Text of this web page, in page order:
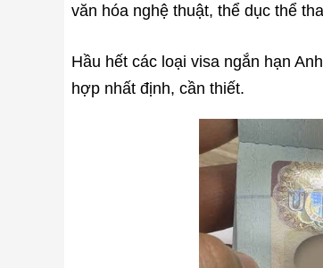
văn hóa nghệ thuật, thể dục thể
Hầu hết các loại visa ngắn hạn
hợp nhất định, cần thiết.